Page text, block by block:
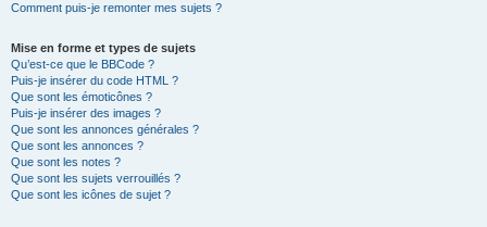
Comment puis-je remonter mes sujets ?
Mise en forme et types de sujets
Qu’est-ce que le BBCode ?
Puis-je insérer du code HTML ?
Que sont les émoticônes ?
Puis-je insérer des images ?
Que sont les annonces générales ?
Que sont les annonces ?
Que sont les notes ?
Que sont les sujets verrouillés ?
Que sont les icônes de sujet ?